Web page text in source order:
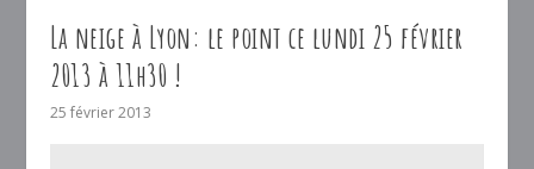
La neige à Lyon: le point ce lundi 25 février
2013 à 11h30 !
25 février 2013